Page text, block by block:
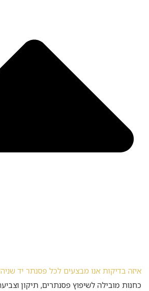
איזה בדיקות אנו מבצעים לכל פסנתר יד
כחנות מובילה לשיפוץ פסנתרים, תיקון